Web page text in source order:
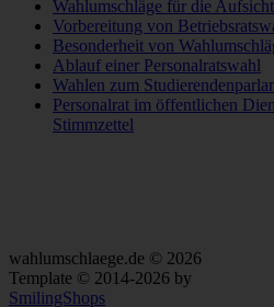
Wahlumschläge für die
Vorbereitung von
Besonderheit von
Ablauf einer Personalratswahl
Wahlen zum
Personalrat im öffentlichen
Stimmzettel
wahlumschlaege.de © 2026
Template © 2014-2026 by
SmilingShops